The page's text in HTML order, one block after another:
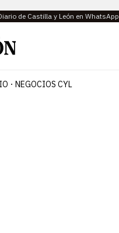
de Castilla y León en WhatsApp
NEGOCIOS CYL